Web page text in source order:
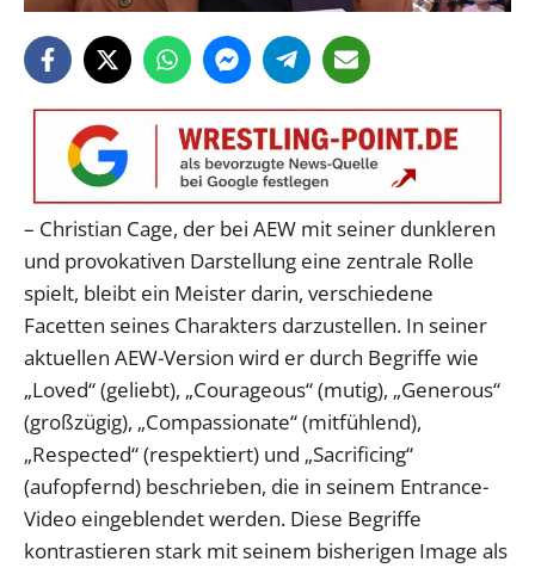
– Christian Cage, der bei AEW mit seiner dunkleren
und provokativen Darstellung eine zentrale Rolle
spielt, bleibt ein Meister darin, verschiedene
Facetten seines Charakters darzustellen. In seiner
aktuellen AEW-Version wird er durch Begriffe wie
„Loved“ (geliebt), „Courageous“ (mutig), „Generous“
(großzügig), „Compassionate“ (mitfühlend),
„Respected“ (respektiert) und „Sacrificing“
(aufopfernd) beschrieben, die in seinem Entrance-
Video eingeblendet werden. Diese Begriffe
kontrastieren stark mit seinem bisherigen Image als